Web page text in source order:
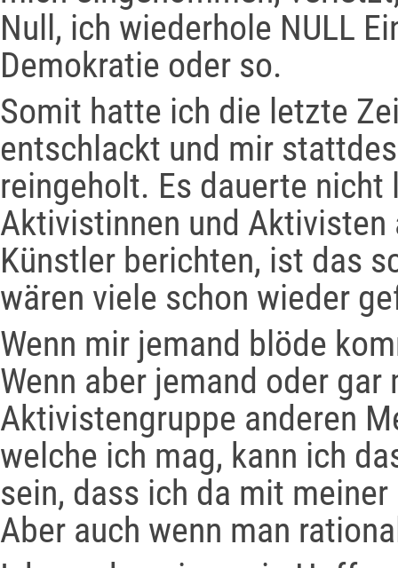
Null, ich wiederhole NULL
Demokratie oder so.
Somit hatte ich die letzte
entschlackt und mir
reingeholt. Es dauerte
Aktivistinnen und
Künstler berichten, ist das
wären viele schon wieder
Wenn mir jemand blöde
Wenn aber jemand oder
Aktivistengruppe anderen
welche ich mag, kann ich
sein, dass ich da mit
Aber auch wenn man